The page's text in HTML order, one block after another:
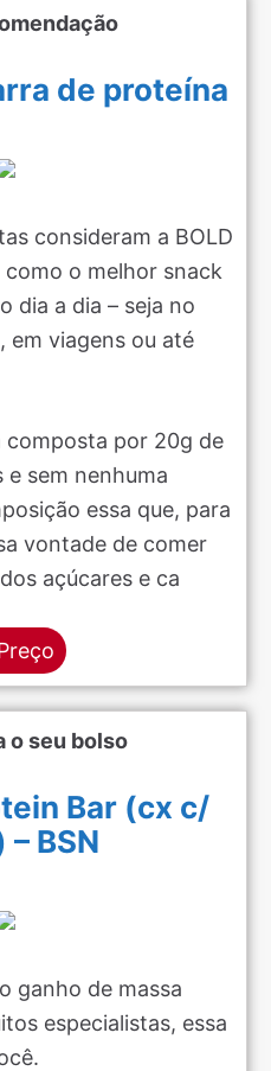
de proteína
consideram a BOLD
o melhor snack
dia a dia – seja no
em viagens ou até
composta por 20g de
sem nenhuma
essa que, para
vontade de comer
açúcares e ca
o seu bolso
Bar (cx c/
– BSN
ganho de massa
especialistas, essa